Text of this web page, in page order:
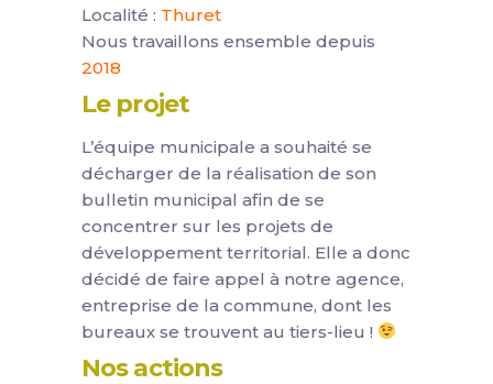
Localité : Thuret
Nous travaillons ensemble depuis
2018
Le projet
L’équipe municipale a souhaité se
décharger de la réalisation de son
bulletin municipal afin de se
concentrer sur les projets de
développement territorial. Elle a donc
décidé de faire appel à notre agence,
entreprise de la commune, dont les
bureaux se trouvent au tiers-lieu !
Nos actions